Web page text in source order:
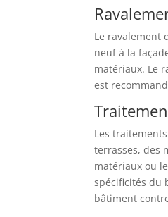
Le ravalement
neuf à la
matériaux. Le
est
Les
terrasses, des
matériaux ou
spécificités du
bâtiment